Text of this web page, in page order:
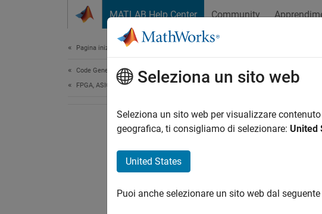
MATLAB Help Center Community
Pagina iniziale della documentazione
Code Generation
FPGA, ASIC, and SoC DevelopmentSeleziona un sito web
Seleziona un sito web per visualizzare
geografica, ti consigliamo di selezionare: United
United States
Puoi anche selezionare un sito web dal seguente